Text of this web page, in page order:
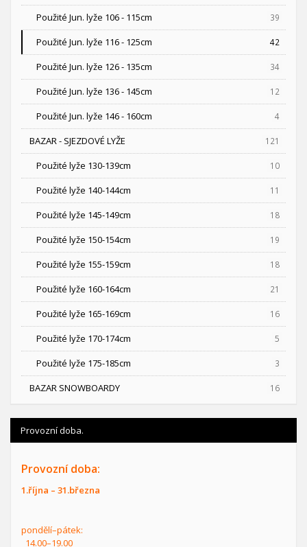
Použité Jun. lyže 106 - 115cm 39
Použité Jun. lyže 116 - 125cm 42
Použité Jun. lyže 126 - 135cm 34
Použité Jun. lyže 136 - 145cm 12
Použité Jun. lyže 146 - 160cm 4
BAZAR - SJEZDOVÉ LYŽE 121
Použité lyže 130-139cm 10
Použité lyže 140-144cm 11
Použité lyže 145-149cm 18
Použité lyže 150-154cm 19
Použité lyže 155-159cm 18
Použité lyže 160-164cm 21
Použité lyže 165-169cm 16
Použité lyže 170-174cm 5
Použité lyže 175-185cm 3
BAZAR SNOWBOARDY 16
Provozní doba.
Provozní doba:
1.října – 31.března
pondělí–pátek:
14.00–19.00